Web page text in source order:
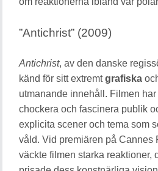
”Antichrist” (2009)
Antichrist, av den danske
känd för sitt extremtgrafiska
utmanande innehåll. Filmen
chockera och fascinera publik
explicita scener och tema som
våld. Vid premiären på Cannes
väckte filmen starka reaktioner,